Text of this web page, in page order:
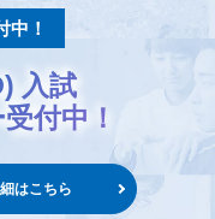
中！
入試
受付中！
はこちら